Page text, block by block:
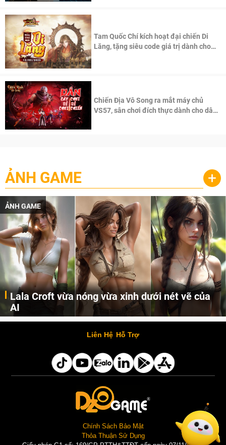
Tam Quốc Chí kích hoạt đại chiến Di
Lăng, tặng siêu code giá trị dành cho
Chiến Địa Vô Song ra mắt máy chủ
VS57, sân chơi đích thực dành cho dân
ẢNH GAME +
ẢNH GAME
Lala Croft vừa nóng vừa xinh dưới nét vẽ của
AI
Cùng đến với những hình ảnh Lala Croft của Tomb Raider dưới nét vẽ của AI. Một cô nàng xinh đẹp, nóng bỏng nhưng cũng rắn rỏi và mạnh mẽ.
Liên Hệ Hỗ Trợ
Chính Sách Bảo Mật
Thỏa Thuận Sử Dụng